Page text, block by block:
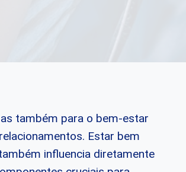
também para o bem-estar
Estar bem
influencia diretamente